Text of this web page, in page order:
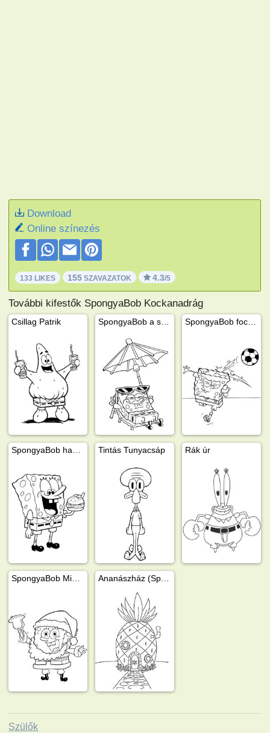
Download
Online színezés
133 LIKES 155 SZAVAZATOK 4.3/5
További kifestők SpongyaBob Kockanadrág
Csillag Patrik
Tintás Tunyacsáp Rák úr
Szülők